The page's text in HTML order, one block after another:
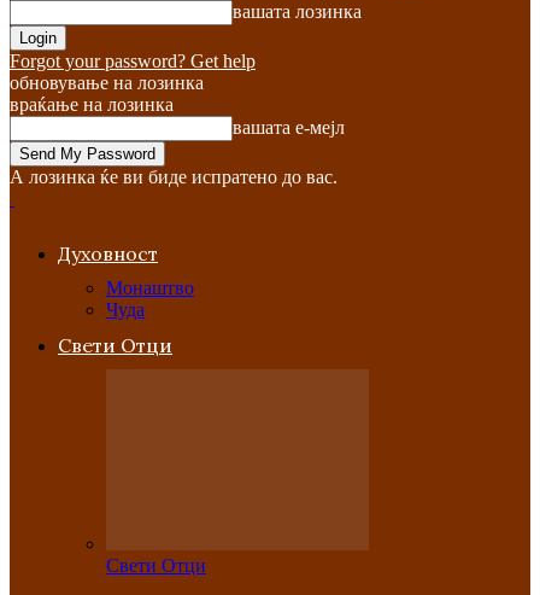
вашата лозинка
Forgot your password? Get help
обновување на лозинка
враќање на лозинка
вашата е-мејл
А лозинка ќе ви биде испратено до вас.
Духовност
Монаштво
Чуда
Свети Отци
Свети Отци